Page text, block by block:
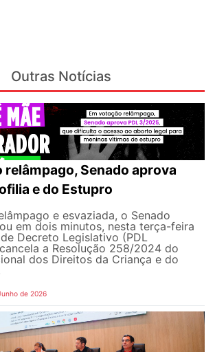
Outras Notícias
relâmpago, Senado aprova
e do Estupro
e esvaziada, o Senado
em dois minutos, nesta terça-feira
Decreto Legislativo (PDL
a Resolução 258/2024 do
dos Direitos da Criança e do
de 2026